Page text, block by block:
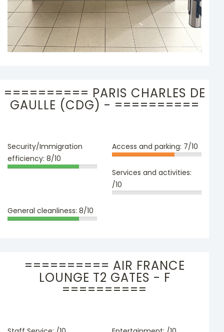
========== PARIS CHARLES DE
GAULLE (CDG) - ==========
Security/Immigration
efficiency: 8/10
Access and parking: 7/10
Services and activities:
/10
General cleanliness: 8/10
========== AIR FRANCE
LOUNGE T2 GATES - F
==========